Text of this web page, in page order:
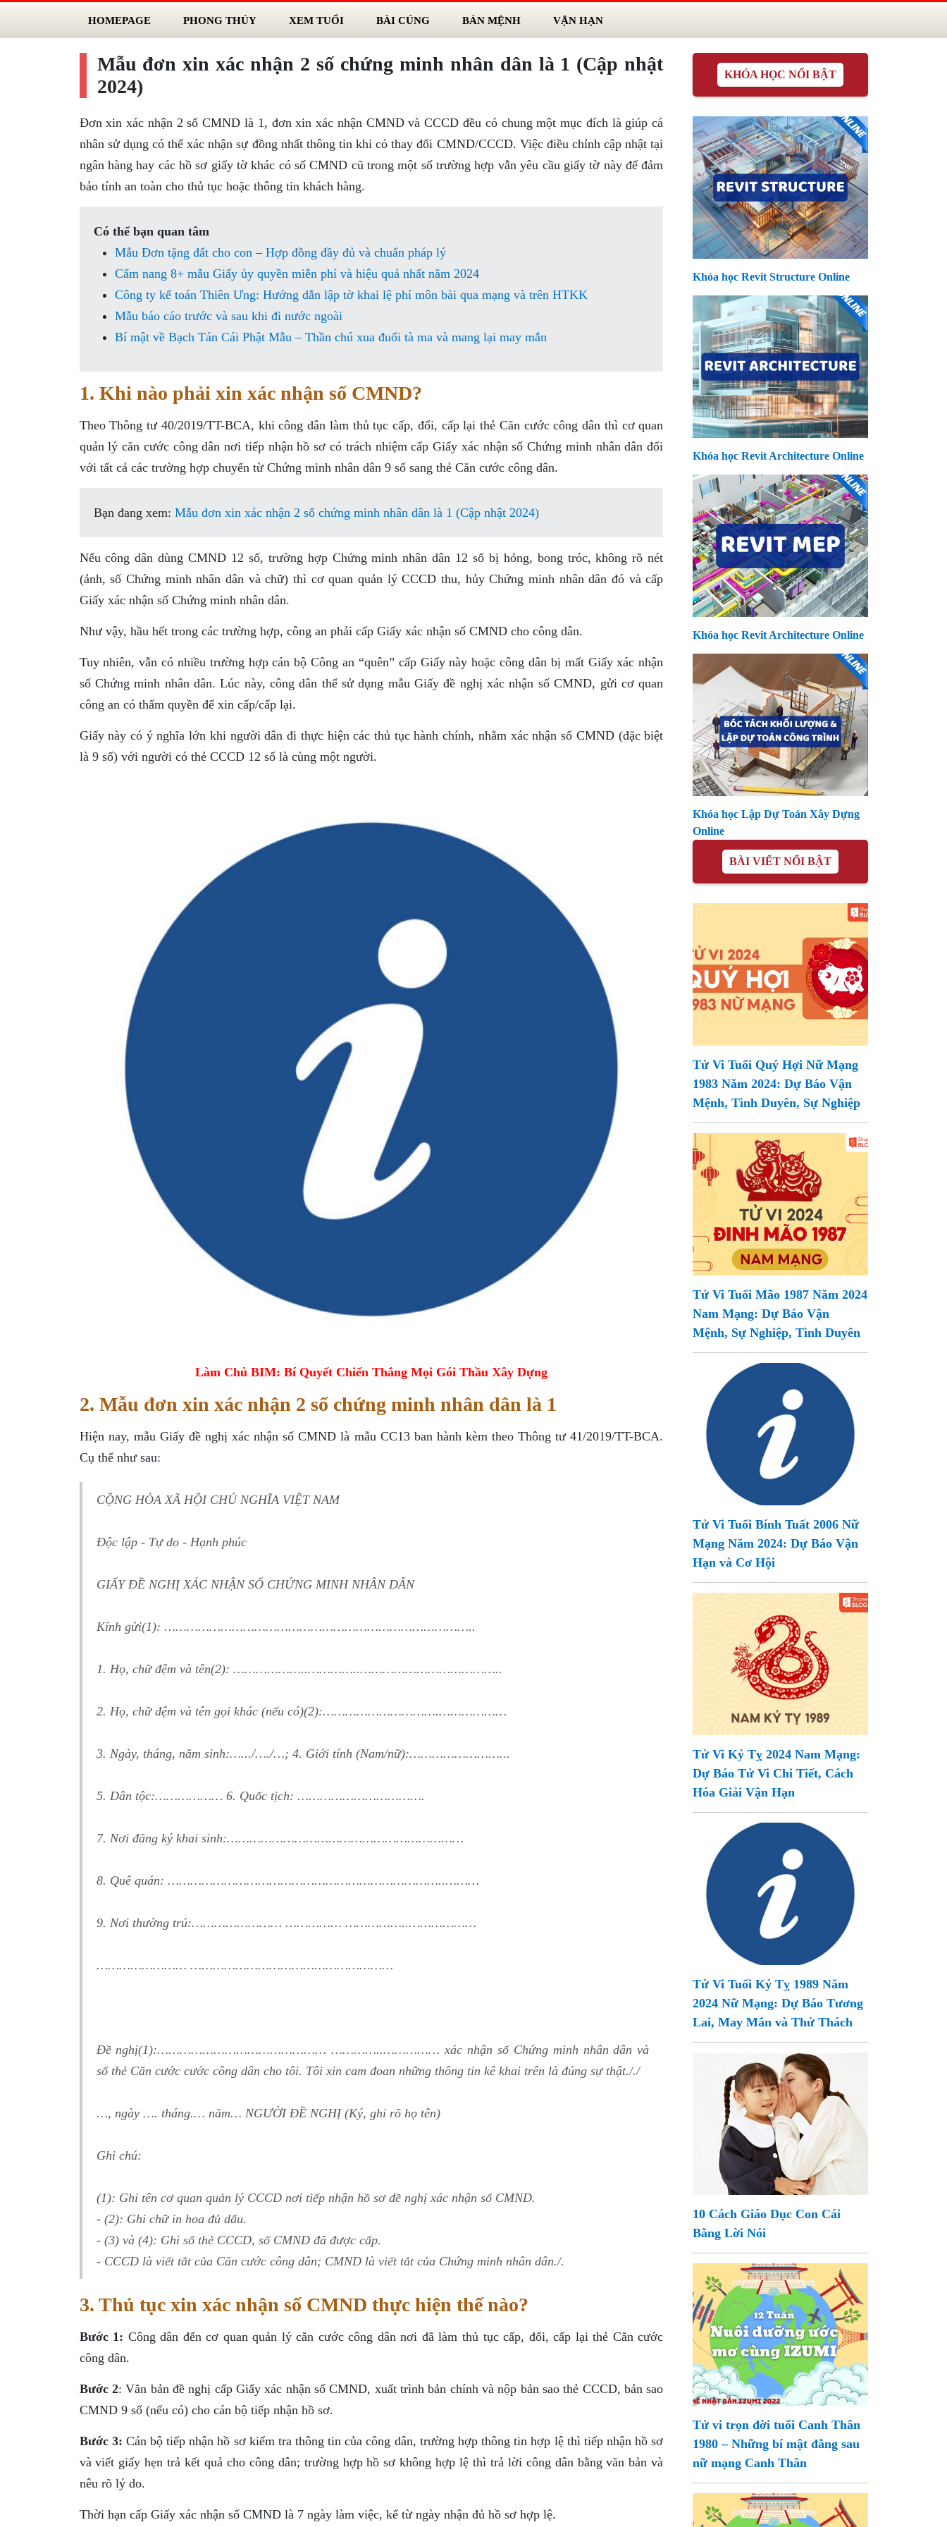
HOMEPAGE PHONG THỦY XEM TUỔI BÀI CÚNG BẢN MỆNH VẬN HẠN
Mẫu đơn xin xác nhận 2 số chứng minh nhân dân là 1 (Cập nhật
2024)
Đơn xin xác nhận 2 số CMND là 1, đơn xin xác nhận CMND và CCCD đều có chung một mục đích là giúp cá
nhân sử dụng có thể xác nhận sự đồng nhất thông tin khi có thay đổi CMND/CCCD. Việc điều chỉnh cập nhật tại
ngân hàng hay các hồ sơ giấy tờ khác có số CMND cũ trong một số trường hợp vẫn yêu cầu giấy tờ này để đảm
bảo tính an toàn cho thủ tục hoặc thông tin khách hàng.
Có thể bạn quan tâm
Mẫu Đơn tặng đất cho con – Hợp đồng đầy đủ và chuẩn pháp lý
Cẩm nang 8+ mẫu Giấy ủy quyền miễn phí và hiệu quả nhất năm 2024
Công ty kế toán Thiên Ưng: Hướng dẫn lập tờ khai lệ phí môn bài qua mạng và trên HTKK
Mẫu báo cáo trước và sau khi đi nước ngoài
Bí mật về Bạch Tán Cái Phật Mẫu – Thần chú xua đuổi tà ma và mang lại may mắn
1. Khi nào phải xin xác nhận số CMND?
Theo Thông tư 40/2019/TT-BCA, khi công dân làm thủ tục cấp, đổi, cấp lại thẻ Căn cước công dân thì cơ quan
quản lý căn cước công dân nơi tiếp nhận hồ sơ có trách nhiệm cấp Giấy xác nhận số Chứng minh nhân dân đối
với tất cả các trường hợp chuyển từ Chứng minh nhân dân 9 số sang thẻ Căn cước công dân.
Bạn đang xem: Mẫu đơn xin xác nhận 2 số chứng minh nhân dân là 1 (Cập nhật 2024)
Nếu công dân dùng CMND 12 số, trường hợp Chứng minh nhân dân 12 số bị hỏng, bong tróc, không rõ nét
(ảnh, số Chứng minh nhân dân và chữ) thì cơ quan quản lý CCCD thu, hủy Chứng minh nhân dân đó và cấp
Giấy xác nhận số Chứng minh nhân dân.
Như vậy, hầu hết trong các trường hợp, công an phải cấp Giấy xác nhận số CMND cho công dân.
Tuy nhiên, vẫn có nhiều trường hợp cán bộ Công an “quên” cấp Giấy này hoặc công dân bị mất Giấy xác nhận
số Chứng minh nhân dân. Lúc này, công dân thể sử dụng mẫu Giấy đề nghị xác nhận số CMND, gửi cơ quan
công an có thẩm quyền để xin cấp/cấp lại.
Giấy này có ý nghĩa lớn khi người dân đi thực hiện các thủ tục hành chính, nhằm xác nhận số CMND (đặc biệt
là 9 số) với người có thẻ CCCD 12 số là cùng một người.
Làm Chủ BIM: Bí Quyết Chiến Thắng Mọi Gói Thầu Xây Dựng
2. Mẫu đơn xin xác nhận 2 số chứng minh nhân dân là 1
Hiện nay, mẫu Giấy đề nghị xác nhận số CMND là mẫu CC13 ban hành kèm theo Thông tư 41/2019/TT-BCA.
Cụ thể như sau:
CỘNG HÒA XÃ HỘI CHỦ NGHĨA VIỆT NAM
Độc lập - Tự do - Hạnh phúc
GIẤY ĐỀ NGHỊ XÁC NHẬN SỐ CHỨNG MINH NHÂN DÂN
Kính gửi(1): ………………………………………………………………………..
1. Họ, chữ đệm và tên(2): ………………..…………..………………………………..
2. Họ, chữ đệm và tên gọi khác (nếu có)(2):………………………….………………
3. Ngày, tháng, năm sinh:….../…./…; 4. Giới tính (Nam/nữ):……………………...
5. Dân tộc:……………… 6. Quốc tịch: …………………………….
7. Nơi đăng ký khai sinh:………………………………………………………
8. Quê quán: ………………………………………………………………..………
9. Nơi thường trú:…………………… …………… ……………..………………
…………………… ………………………………………………
Đề nghị(1):……………………………………… …………..…………… xác nhận số Chứng minh nhân dân và
số thẻ Căn cước cước công dân cho tôi. Tôi xin cam đoan những thông tin kê khai trên là đúng sự thật././
…, ngày …. tháng.… năm… NGƯỜI ĐỀ NGHỊ (Ký, ghi rõ họ tên)
Ghi chú:
(1): Ghi tên cơ quan quản lý CCCD nơi tiếp nhận hồ sơ đề nghị xác nhận số CMND.
- (2): Ghi chữ in hoa đủ dấu.
- (3) và (4): Ghi số thẻ CCCD, số CMND đã được cấp.
- CCCD là viết tắt của Căn cước công dân; CMND là viết tắt của Chứng minh nhân dân./.
3. Thủ tục xin xác nhận số CMND thực hiện thế nào?
Bước 1: Công dân đến cơ quan quản lý căn cước công dân nơi đã làm thủ tục cấp, đổi, cấp lại thẻ Căn cước
công dân.
Bước 2: Văn bản đề nghị cấp Giấy xác nhận số CMND, xuất trình bản chính và nộp bản sao thẻ CCCD, bản sao
CMND 9 số (nếu có) cho cán bộ tiếp nhận hồ sơ.
Bước 3: Cán bộ tiếp nhận hồ sơ kiểm tra thông tin của công dân, trường hợp thông tin hợp lệ thì tiếp nhận hồ sơ
và viết giấy hẹn trả kết quả cho công dân; trường hợp hồ sơ không hợp lệ thì trả lời công dân bằng văn bản và
nêu rõ lý do.
Thời hạn cấp Giấy xác nhận số CMND là 7 ngày làm việc, kể từ ngày nhận đủ hồ sơ hợp lệ.
KHÓA HỌC NỔI BẬT
Khóa học Revit Structure Online
Khóa học Revit Architecture Online
Khóa học Revit Architecture Online
Khóa học Lập Dự Toán Xây Dựng
Online
BÀI VIẾT NỔI BẬT
Tử Vi Tuổi Quý Hợi Nữ Mạng
1983 Năm 2024: Dự Báo Vận
Mệnh, Tình Duyên, Sự Nghiệp
Tử Vi Tuổi Mão 1987 Năm 2024
Nam Mạng: Dự Báo Vận
Mệnh, Sự Nghiệp, Tình Duyên
Tử Vi Tuổi Bính Tuất 2006 Nữ
Mạng Năm 2024: Dự Báo Vận
Hạn và Cơ Hội
Tử Vi Kỷ Tỵ 2024 Nam Mạng:
Dự Báo Tử Vi Chi Tiết, Cách
Hóa Giải Vận Hạn
Tử Vi Tuổi Kỷ Tỵ 1989 Năm
2024 Nữ Mạng: Dự Báo Tương
Lai, May Mắn và Thử Thách
10 Cách Giáo Dục Con Cái
Bằng Lời Nói
Tử vi trọn đời tuổi Canh Thân
1980 – Những bí mật đằng sau
nữ mạng Canh Thân